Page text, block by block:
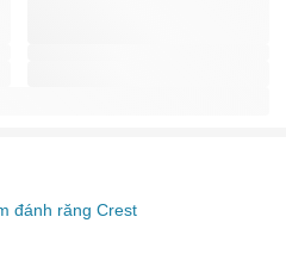
đánh răng Crest